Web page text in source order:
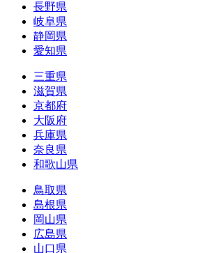
長野県
岐阜県
静岡県
愛知県
三重県
滋賀県
京都府
大阪府
兵庫県
奈良県
和歌山県
鳥取県
島根県
岡山県
広島県
山口県